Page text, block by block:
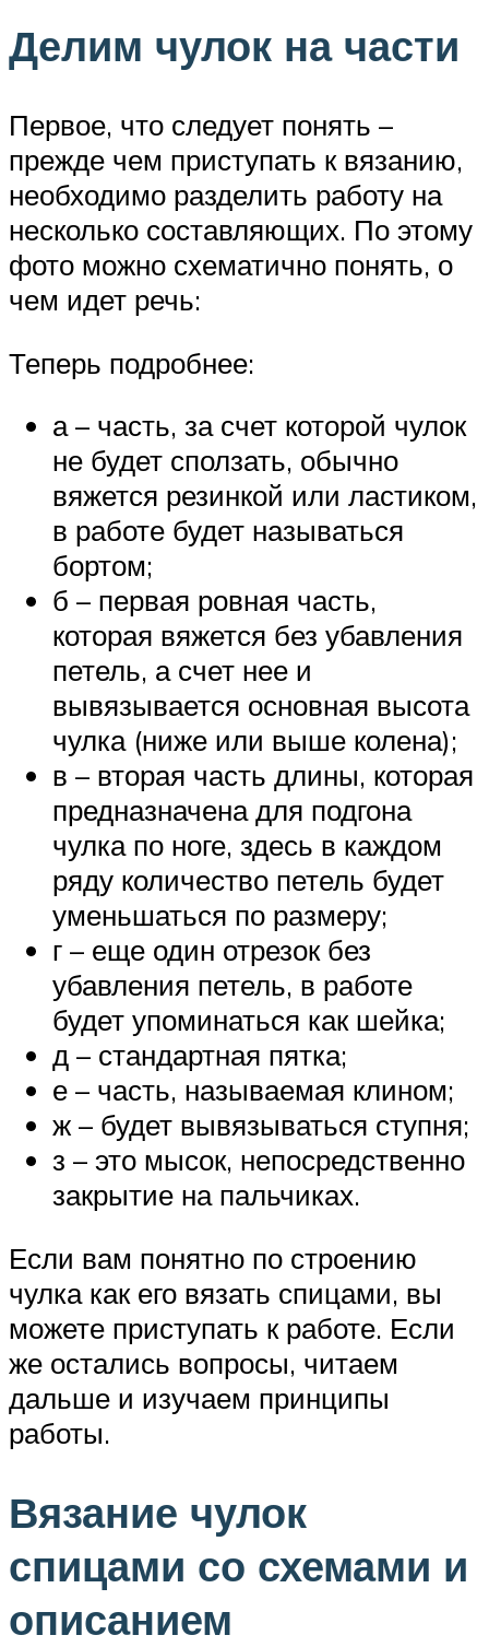
Делим чулок на части
Первое, что следует понять –
прежде чем приступать к вязанию,
необходимо разделить работу на
несколько составляющих. По этому
фото можно схематично понять, о
чем идет речь:
Теперь подробнее:
а – часть, за счет которой чулок
не будет сползать, обычно
вяжется резинкой или ластиком,
в работе будет называться
бортом;
б – первая ровная часть,
которая вяжется без убавления
петель, а счет нее и
вывязывается основная высота
чулка (ниже или выше колена);
в – вторая часть длины, которая
предназначена для подгона
чулка по ноге, здесь в каждом
ряду количество петель будет
уменьшаться по размеру;
г – еще один отрезок без
убавления петель, в работе
будет упоминаться как шейка;
д – стандартная пятка;
е – часть, называемая клином;
ж – будет вывязываться ступня;
з – это мысок, непосредственно
закрытие на пальчиках.
Если вам понятно по строению
чулка как его вязать спицами, вы
можете приступать к работе. Если
же остались вопросы, читаем
дальше и изучаем принципы
работы.
Вязание чулок
спицами со схемами и
описанием